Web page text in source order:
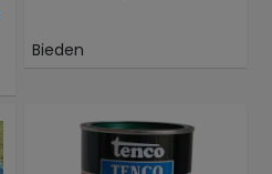
Bieden